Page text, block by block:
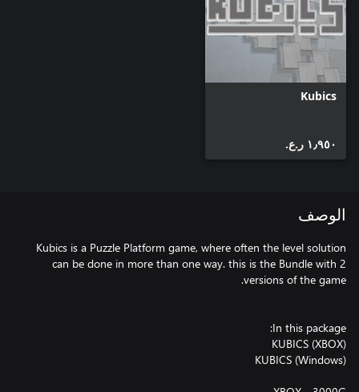
Kubics
١٫٩٥٠ ر.ع.‏
الوصف
Kubics is a Puzzle Platform game, where often the level solution
can be done in more than one way. this is the Bundle with 2